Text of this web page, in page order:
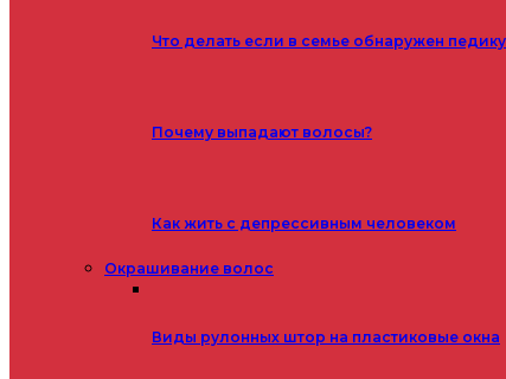
Что делать если в семье обнаружен
Почему выпадают волосы?
Как жить с депрессивным человеком
Окрашивание волос
Виды рулонных штор на пластиковые окна